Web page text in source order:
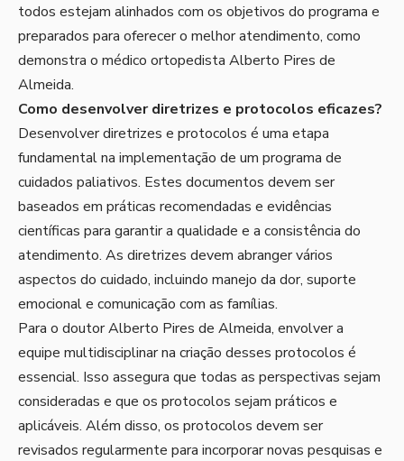
todos estejam alinhados com os objetivos do programa e
preparados para oferecer o melhor atendimento, como
demonstra o médico ortopedista Alberto Pires de
Almeida.
Como desenvolver diretrizes e protocolos eficazes?
Desenvolver diretrizes e protocolos é uma etapa
fundamental na implementação de um programa de
cuidados paliativos. Estes documentos devem ser
baseados em práticas recomendadas e evidências
científicas para garantir a qualidade e a consistência do
atendimento. As diretrizes devem abranger vários
aspectos do cuidado, incluindo manejo da dor, suporte
emocional e comunicação com as famílias.
Para o doutor Alberto Pires de Almeida, envolver a
equipe multidisciplinar na criação desses protocolos é
essencial. Isso assegura que todas as perspectivas sejam
consideradas e que os protocolos sejam práticos e
aplicáveis. Além disso, os protocolos devem ser
revisados regularmente para incorporar novas pesquisas e